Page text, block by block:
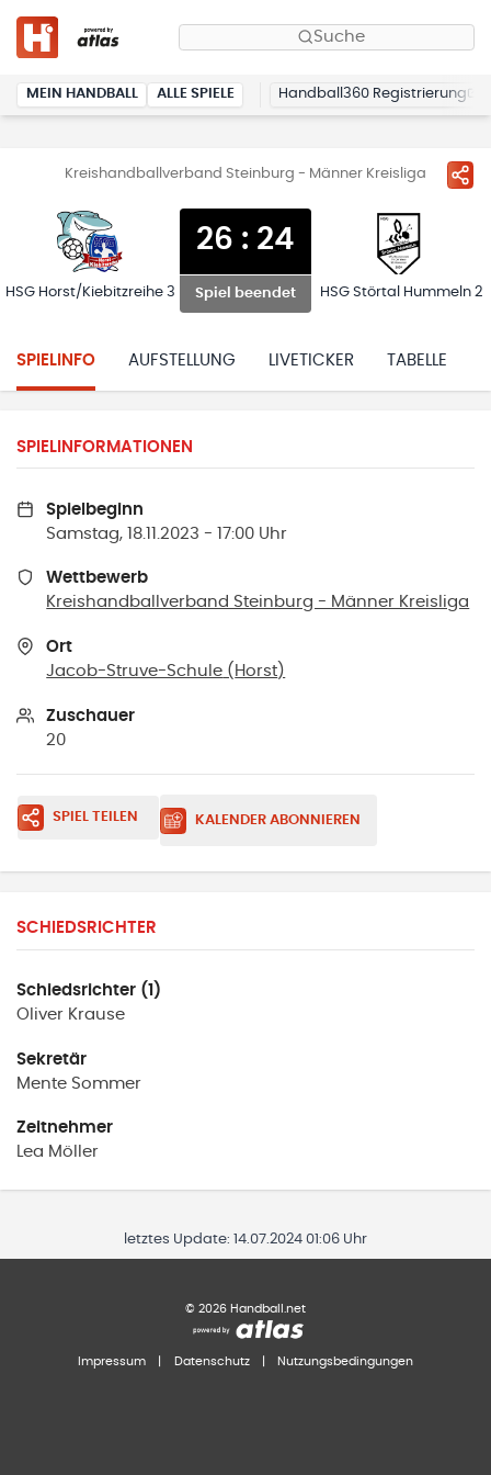
Suche
MEIN HANDBALL ALLE SPIELE Handball360 Registrierung
Kreishandballverband Steinburg - Männer Kreisliga
HSG Horst/Kiebitzreihe 3
26 : 24
Spiel beendet HSG Störtal Hummeln 2
SPIELINFO AUFSTELLUNG LIVETICKER TABELLE
SPIELINFORMATIONEN
Spielbeginn
Samstag, 18.11.2023 - 17:00 Uhr
Wettbewerb
Kreishandballverband Steinburg - Männer Kreisliga
Ort
Jacob-Struve-Schule ( Horst)
Zuschauer
20
SPIEL TEILEN KALENDER ABONNIEREN
SCHIEDSRICHTER
Schiedsrichter (1)
Oliver Krause
Sekretär
Mente Sommer
Zeitnehmer
Lea Möller
letztes Update: 14.07.2024 01:06 Uhr
© 2026 Handball.net
Impressum Datenschutz Nutzungsbedingungen